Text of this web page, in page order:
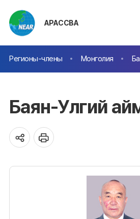
АРАССВА
Регионы-члены Монголия
Баян-Улгий